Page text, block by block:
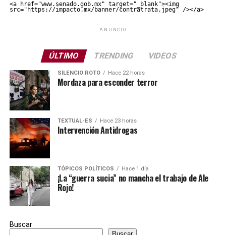
<a href="www.senado.gob.mx" target="_blank"><img
src="https://impacto.mx/banner/contratrata.jpeg" /></a>
ANUNCIO
ÚLTIMO TRENDING VIDEOS
SILENCIO ROTO Hace 22 horas
Mordaza para esconder terror
TEXTUAL-ES Hace 23 horas
Intervención Antidrogas
TÓPICOS POLÍTICOS Hace 1 día
¡La “guerra sucia” no mancha el trabajo de Ale
Rojo!
Buscar